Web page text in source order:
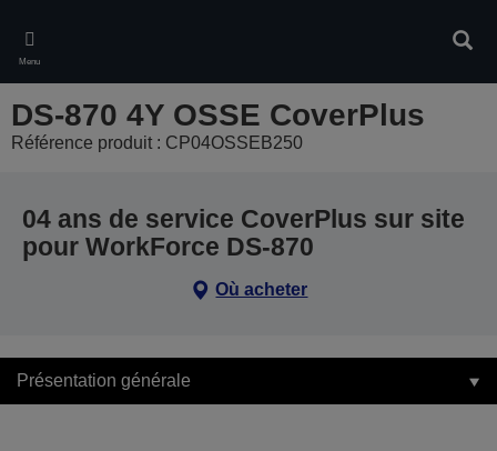
main
content
Menu
DS-870 4Y OSSE CoverPlus
Référence produit : CP04OSSEB250
04 ans de service CoverPlus sur site
pour WorkForce DS-870
Où acheter
Présentation générale